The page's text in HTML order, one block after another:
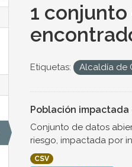
1
Etiquetas: Alcaldía de
Población
Conjunto de datos
riesgo, impactada por
CSV